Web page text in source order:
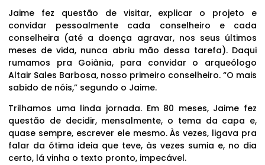
Jaime fez questão de visitar, explicar o projeto e
convidar pessoalmente cada conselheiro e cada
conselheira (até a doença agravar, nos seus últimos
meses de vida, nunca abriu mão dessa tarefa). Daqui
rumamos pra Goiânia, para convidar o arqueólogo
Altair Sales Barbosa, nosso primeiro conselheiro. “O mais
sabido de nóis,” segundo o Jaime.
Trilhamos uma linda jornada. Em 80 meses, Jaime fez
questão de decidir, mensalmente, o tema da capa e,
quase sempre, escrever ele mesmo. Às vezes, ligava pra
falar da ótima ideia que teve, às vezes sumia e, no dia
certo, lá vinha o texto pronto, impecável.